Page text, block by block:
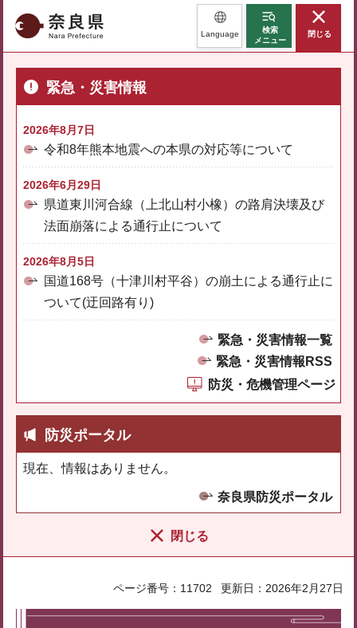
奈良県 Language
検索
メニュー
閉じる
緊急・災害情報
2026年8月7日
令和8年熊本地震への本県の対応等について
2026年6月29日
県道東川河合線（上北山村小橡）の路肩決壊及び
法面崩落による通行止について
2026年8月5日
国道168号（十津川村平谷）の崩土による通行止に
ついて(迂回路有り)
緊急・災害情報一覧
緊急・災害情報RSS
防災・危機管理ページ
防災ポータル
現在、情報はありません。
奈良県防災ポータル
閉じる
ページ番号：11702 更新日：2026年2月27日